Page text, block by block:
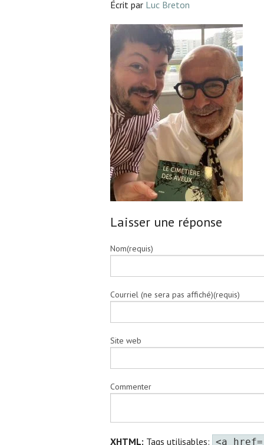
Écrit par Luc Breton
Laisser une réponse
Nom(requis)
Courriel (ne sera pas affiché)(requis)
Site web
Commenter
XHTML: Tags utilisables: <a